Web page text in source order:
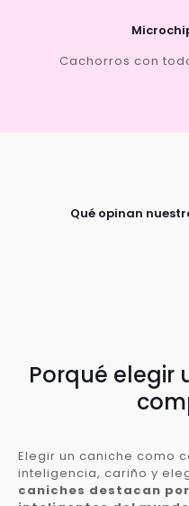
Cachorros con
Qué opinan
Porqué elegir
Elegir un caniche como
inteligencia, cariño y
caniches destacan